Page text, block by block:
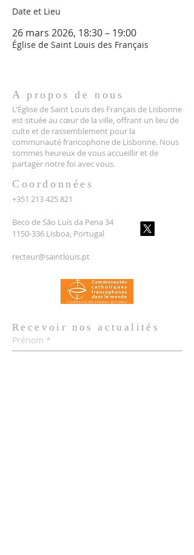
Date et Lieu
26 mars 2026, 18:30 – 19:00
Église de Saint Louis des Français
A propos de nous
L'Église de Saint Louis des Français de Lisbonne
est située au cœur de la ville, offrant un lieu de
culte et de rassemblement pour la
communauté francophone de Lisbonne. Nous
sommes heureux de vous accueillir et de
partager notre foi avec vous.
Coordonnées
+351 213 425 821
Beco de São Luís da Pena 34
1150-336 Lisboa, Portugal
recteur@saintlouis.pt
Recevoir nosactualités
Prénom *